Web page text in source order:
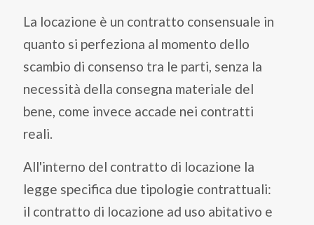
La locazione è un contratto consensuale in
quanto si perfeziona al momento dello
scambio di consenso tra le parti, senza la
necessità della consegna materiale del
bene, come invece accade nei contratti
reali.
All'interno del contratto di locazione la
legge specifica due tipologie contrattuali:
il contratto di locazione ad uso abitativo e